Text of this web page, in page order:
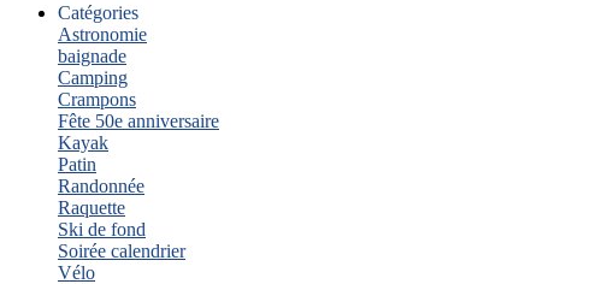
Catégories
Astronomie
baignade
Camping
Crampons
Fête 50e anniversaire
Kayak
Patin
Randonnée
Raquette
Ski de fond
Soirée calendrier
Vélo